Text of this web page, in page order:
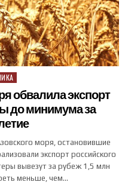
обвалила экспорт
до минимума за
моря, остановившие
экспорт российского
вывезут за рубеж 1,5 млн
меньше, чем…